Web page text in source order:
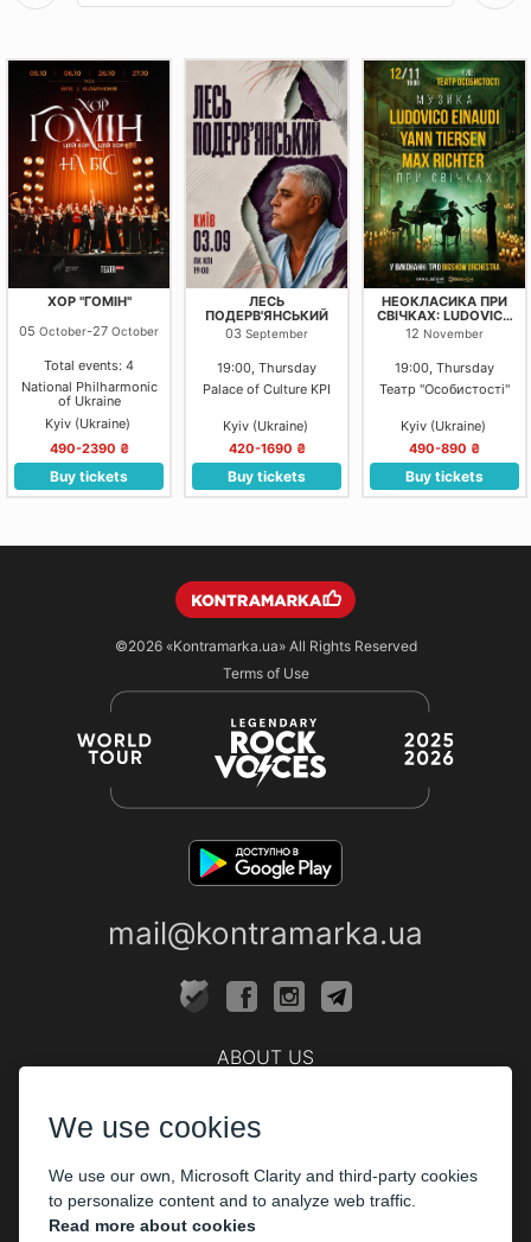
ХОР "ГОМІН"
05 October-27 October
Total events: 4
National Philharmonic
of Ukraine
Kyiv (Ukraine)
490-2390 ₴
Buy tickets
ЛЕСЬ
ПОДЕРВ'ЯНСЬКИЙ
03 September
19:00, Thursday
Palace of Culture KPI
Kyiv (Ukraine)
420-1690 ₴
Buy tickets
НЕОКЛАСИКА ПРИ
СВІЧКАХ: LUDOVICO
EINAUDI, YANN
TIERSEN, MAX
12 November
19:00, Thursday
Театр "Особистості"
Kyiv (Ukraine)
490-890 ₴
Buy tickets
©2026 «Kontramarka.ua»All Rights Reserved
Terms of Use
mail@kontramarka.ua
ABOUT US
The organizers
Corporate customers
We use cookies
We use our own, Microsoft Clarity and third-party cookies
to personalize content and to analyze web traffic.
Read more about cookies